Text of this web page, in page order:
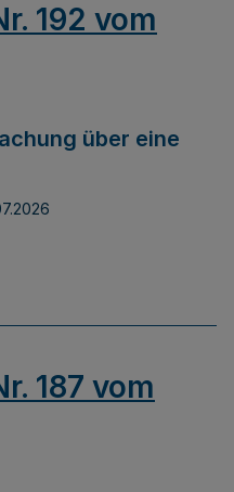
192 vom
über eine
187 vom